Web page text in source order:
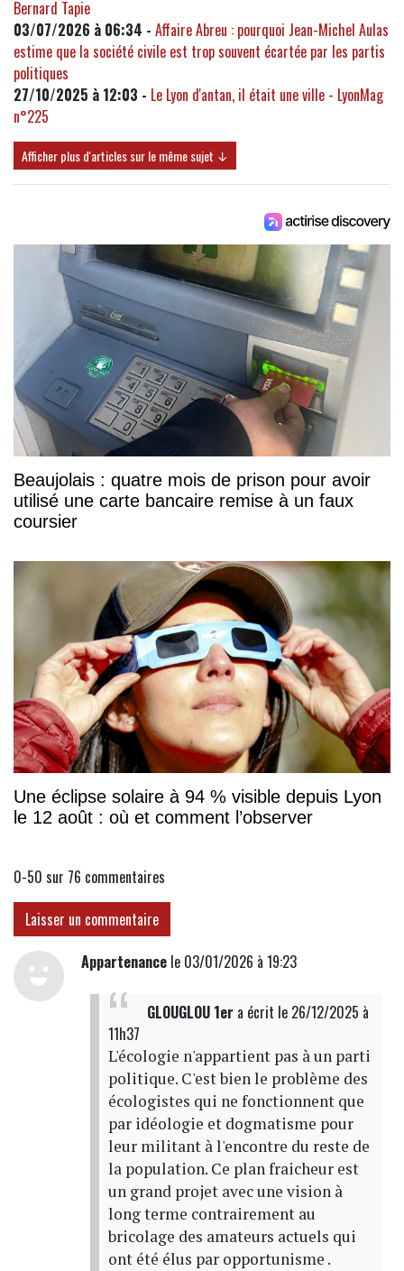
Bernard Tapie
03/07/2026 à 06:34 - Affaire Abreu : pourquoi Jean-Michel Aulas
estime que la société civile est trop souvent écartée par les partis
politiques
27/10/2025 à 12:03 - Le Lyon d'antan, il était une ville - LyonMag
n°225
Afficher plus d'articles sur le même sujet ↓
Beaujolais : quatre mois de prison pour avoir
utilisé une carte bancaire remise à un faux
coursier
Une éclipse solaire à 94 % visible depuis Lyon
le 12 août : où et comment l’observer
0-50 sur 76 commentaires
Laisser un commentaire
Appartenancele 03/01/2026 à 19:23
GLOUGLOU 1er a écrit le 26/12/2025 à
11h37
L'écologie n'appartient pas à un parti
politique. C'est bien le problème des
écologistes qui ne fonctionnent que
par idéologie et dogmatisme pour
leur militant à l'encontre du reste de
la population. Ce plan fraicheur est
un grand projet avec une vision à
long terme contrairement au
bricolage des amateurs actuels qui
ont été élus par opportunisme .